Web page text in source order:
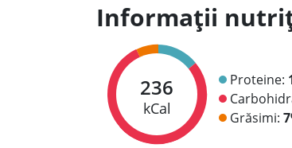
Informații
236
kCal
Proteine:
Grăsimi: